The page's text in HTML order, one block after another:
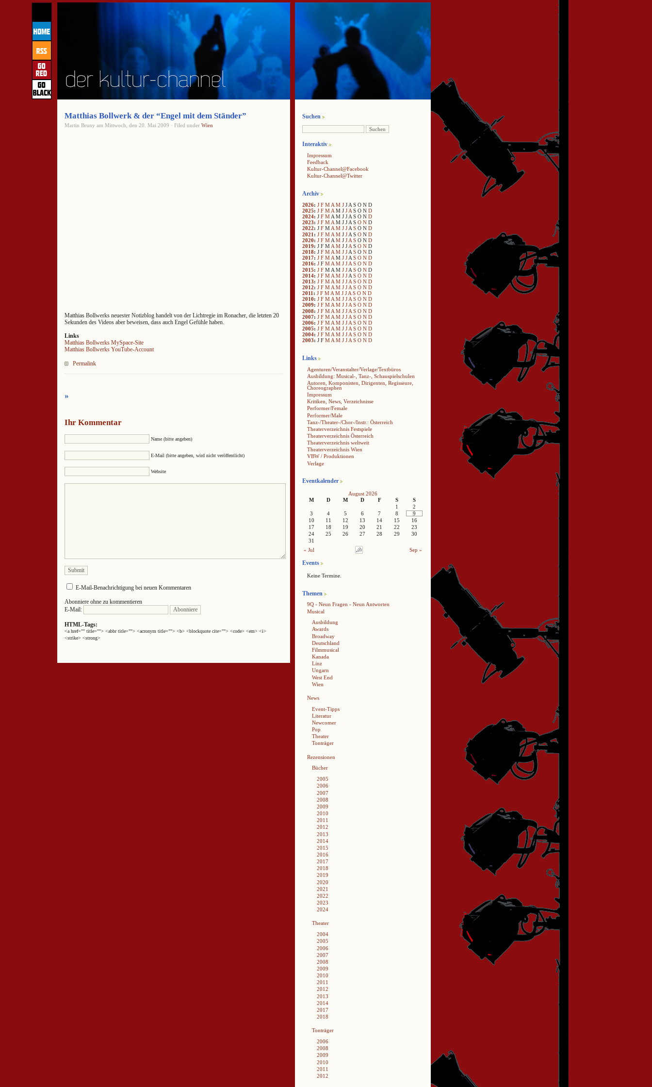
Matthias Bollwerk & der “Engel mit dem Ständer”
Martin Bruny am Mittwoch, den 20. Mai 2009 · Filed under Wien
Matthias Bollwerks neuester Notizblog handelt von der Lichtregie im Ronacher, die letzten 20
Sekunden des Videos aber beweisen, dass auch Engel Gefühle haben.
Links
Matthias Bollwerks MySpace-Site
Matthias Bollwerks YouTube-Account
Permalink
»
Ihr Kommentar
Name (bitte angeben)
E-Mail (bitte angeben, wird nicht veröffentlicht)
Website
E-Mail-Benachrichtigung bei neuen Kommentaren
Abonniere ohne zu kommentieren
E-Mail:
HTML-Tags:
<a href="" title=""> <abbr title=""> <acronym title=""> <b> <blockquote cite=""> <code> <em> <i>
<strike> <strong>
Suchen
Interaktiv
Impressum
Feedback
Kultur-Channel@Facebook
Kultur-Channel@Twitter
Archiv
2026: J F M A M J J A S O N D
2025: J F M A M J J A S O N D
2024: J F M A M J J A S O N D
2023: J F M A M J J A S O N D
2022: J F MA M J JA S O N D
2021 : J F M A M J J A S O N D
2020: J F M A M J J A S O N D
2019: J F M A M J J A S O N D
2018: J F M A M J J A S O N D
2017: J F M A M J J A S O N D
2016: J F M A M J J A S O N D
2015: J F M A M J J A S O N D
2014: J F M A M J J A S O N D
2013: J F M A M J J A S O N D
2012: J F M A M J J A S O N D
2011 : J F M A M J J A S O N D
2010: J F M A M J J A S O N D
2009: J F MA M J JA S O N D
2008: J F M A M J J A S O N D
2007: J F M A M J J A S O N D
2006: J F M A M J J A S O N D
2005: J F M A M J J A S O N D
2004: J F M A M J J A S O N D
2003: J F M A M J J A S O N D
Links
Agenturen/Veranstalter/Verlage/Textbüros
Ausbildung: Musical-, Tanz-, Schauspielschulen
Autoren, Komponisten, Dirigenten, Regisseure,
Choreographen
Impressum
Kritiken, News, Verzeichnisse
Performer/Female
Performer/Male
Tanz-/Theater-/Chor-/Instr.: Österreich
Theaterverzeichnis Festspiele
Theaterverzeichnis Österreich
Theaterverzeichnis weltweit
Theaterverzeichnis Wien
VBW / Produktionen
Verlage
Eventkalender
August 2026
M
D M D F S
S
1
2
3
4 5 6 7 8
9
10
11 12 13 14 15
16
17
18 19 20 21 22
23
24
25 26 27 28 29
30
31
« Jul
Sep »
Events
Keine Termine.
Themen
9Q - Neun Fragen - Neun Antworten
Musical
Ausbildung
Awards
Broadway
Deutschland
Filmmusical
Kanada
Linz
Ungarn
West End
Wien
News
Event-Tipps
Literatur
Newcomer
Pop
Theater
Tonträger
Rezensionen
Bücher
2005
2006
2007
2008
2009
2010
2011
2012
2013
2014
2015
2016
2017
2018
2019
2020
2021
2022
2023
2024
Theater
2004
2005
2006
2007
2008
2009
2010
2011
2012
2013
2014
2017
2018
Tonträger
2006
2008
2009
2010
2011
2012